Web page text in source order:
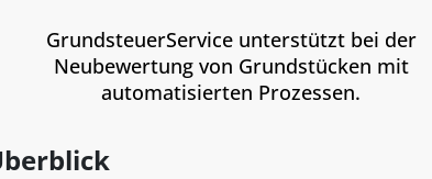
GrundsteuerService unterstützt bei der
Neubewertung von Grundstücken mit
automatisierten Prozessen.